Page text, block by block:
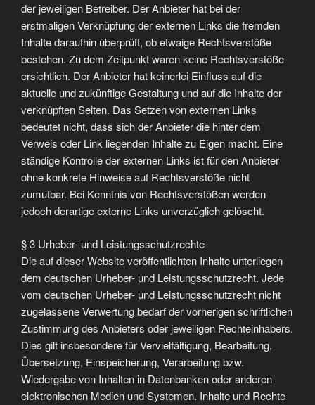
der jeweiligen Betreiber. Der Anbieter hat bei der
erstmaligen Verknüpfung der externen Links die fremden
Inhalte daraufhin überprüft, ob etwaige Rechtsverstöße
bestehen. Zu dem Zeitpunkt waren keine Rechtsverstöße
ersichtlich. Der Anbieter hat keinerlei Einfluss auf die
aktuelle und zukünftige Gestaltung und auf die Inhalte der
verknüpften Seiten. Das Setzen von externen Links
bedeutet nicht, dass sich der Anbieter die hinter dem
Verweis oder Link liegenden Inhalte zu Eigen macht. Eine
ständige Kontrolle der externen Links ist für den Anbieter
ohne konkrete Hinweise auf Rechtsverstöße nicht
zumutbar. Bei Kenntnis von Rechtsverstößen werden
jedoch derartige externe Links unverzüglich gelöscht.
§ 3 Urheber- und Leistungsschutzrechte
Die auf dieser Website veröffentlichten Inhalte unterliegen
dem deutschen Urheber- und Leistungsschutzrecht. Jede
vom deutschen Urheber- und Leistungsschutzrecht nicht
zugelassene Verwertung bedarf der vorherigen schriftlichen
Zustimmung des Anbieters oder jeweiligen Rechteinhabers.
Dies gilt insbesondere für Vervielfältigung, Bearbeitung,
Übersetzung, Einspeicherung, Verarbeitung bzw.
Wiedergabe von Inhalten in Datenbanken oder anderen
elektronischen Medien und Systemen. Inhalte und Rechte